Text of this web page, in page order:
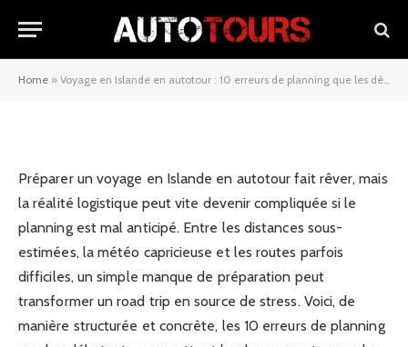
Home » Voyage en Islande en autotour : 10 erreurs de planning que les débutants commettent
10 erreurs de planning que les
débutants commettent
Préparer un voyage en Islande en autotour fait rêver, mais
la réalité logistique peut vite devenir compliquée si le
planning est mal anticipé. Entre les distances sous-
estimées, la météo capricieuse et les routes parfois
difficiles, un simple manque de préparation peut
transformer un road trip en source de stress. Voici, de
manière structurée et concrète, les 10 erreurs de planning